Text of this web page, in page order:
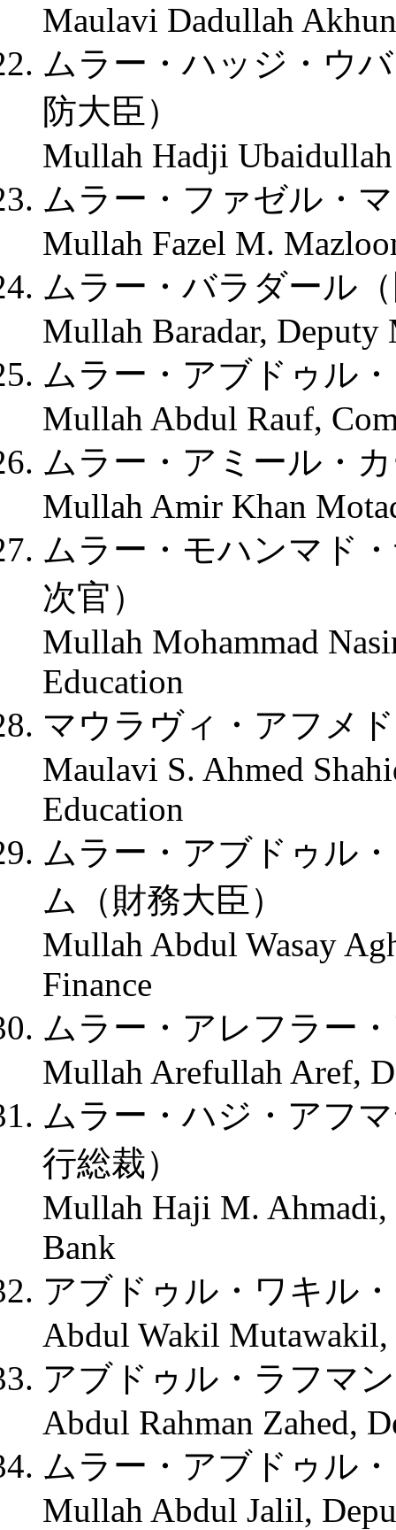
Maulavi Dadullah
ムラー・ハッジ・ウ
防大臣）
Mullah Hadji
ムラー・ファゼル・
Mullah Fazel M.
ムラー・バラダール
Mullah Baradar, Deputy
ムラー・アブドゥル
Mullah Abdul Rauf,
ムラー・アミール・
Mullah Amir Khan
ムラー・モハンマド
次官）
Mullah Mohammad
Education
マウラヴィ・アフメ
Maulavi S. Ahmed
Education
ムラー・アブドゥル
ム（財務大臣）
Mullah Abdul Wasay
Finance
ムラー・アレフラー
Mullah Arefullah Aref,
ムラー・ハジ・アフ
行総裁）
Mullah Haji M. Ahmadi,
Bank
アブドゥル・ワキル
Abdul Wakil
アブドゥル・ラフマ
Abdul Rahman Zahed,
ムラー・アブドゥル
Mullah Abdul Jalil,